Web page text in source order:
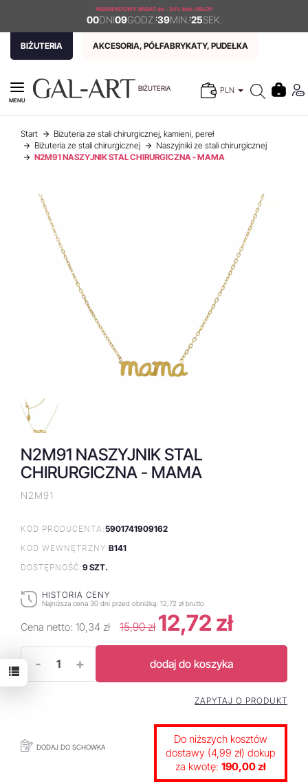
WEEKENDOWY RABAT do - 24% kod: URLOP
00DNI09GODZ. :39MIN. :24SEK.
BIŻUTERIA AKCESORIA, PÓŁFABRYKATY, PUDEŁKA
BIŻUTERIA PLN
MENU
Start
Biżuteria ze stali chirurgicznej, kamieni, pereł
Biżuteria ze stali chirurgicznej
Naszyjniki ze stali chirurgicznej
N2M91 NASZYJNIK STAL CHIRURGICZNA - MAMA
N2M91 NASZYJNIK STAL
CHIRURGICZNA - MAMA
N2M91
KOD PRODUCENTA:5901741909162
KOD WEWNĘTRZNY:B141
DOSTĘPNOŚĆ:9 SZT.
HISTORIA CENY
Najniższa cena 30 dni przed obniżką: 12,72 zł brutto
Cena netto: 10,34 zł 15,90 zł 12,72 zł
- + dodaj do koszyka
DODAJ DO SCHOWKA
ZAPYTAJ O PRODUKT
Do niższych kosztów
dostawy (4,99 zł) dokup
za kwotę: 190,00 zł